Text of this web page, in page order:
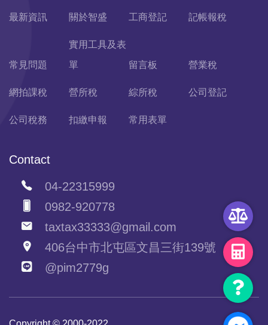
最新資訊 關於智盛 工商登記 記帳報稅
常見問題
實用工具及表
單
留言板 營業稅
網拍課稅 營所稅 綜所稅 公司登記
公司稅務 扣繳申報 常用表單
Contact
04-22315999
0982-920778
taxtax33333@gmail.com
406台中市北屯區文昌三街139號
@pim2779g